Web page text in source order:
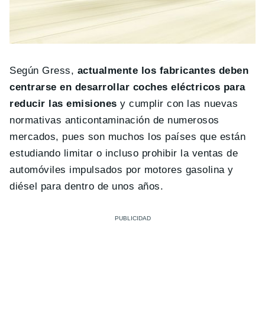
Según Gress, actualmente los fabricantes deben
centrarse en desarrollar coches eléctricos para
reducir las emisiones y cumplir con las nuevas
normativas anticontaminación de numerosos
mercados, pues son muchos los países que están
estudiando limitar o incluso prohibir la ventas de
automóviles impulsados por motores gasolina y
diésel para dentro de unos años.